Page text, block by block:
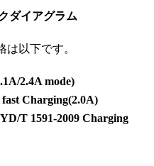
ダイアグラム
は以下です。
2.4A mode)
fast Charging(2.0A)
T 1591-2009 Charging